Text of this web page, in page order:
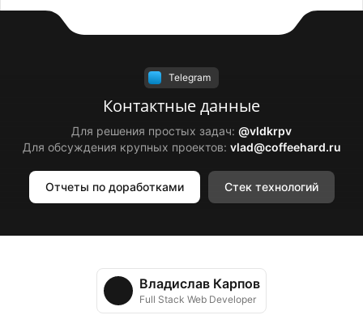
Telegram
Контактные данные
Для решения простых задач: @vldkrpv
Для обсуждения крупных проектов: vlad@coffeehard.ru
Отчеты по доработками Стек технологий
Владислав Карпов
Full Stack Web Developer